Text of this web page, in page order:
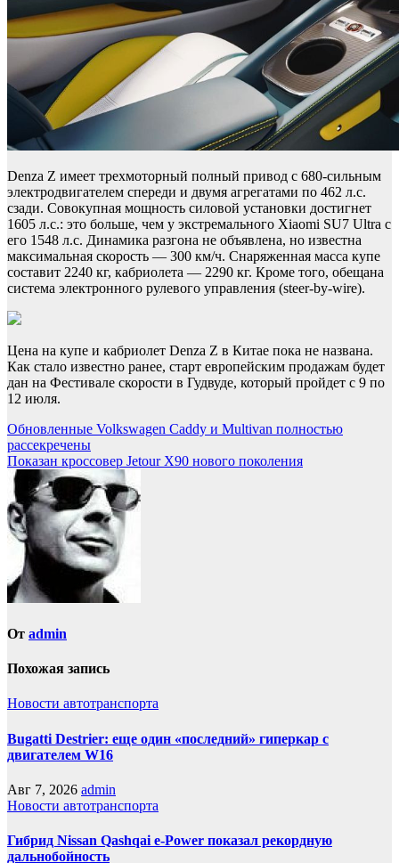
Denza Z имеет трехмоторный полный привод с 680-сильным
электродвигателем спереди и двумя агрегатами по 462 л.с.
сзади. Совокупная мощность силовой установки достигнет
1605 л.с.: это больше, чем у экстремального Xiaomi SU7 Ultra с
его 1548 л.с. Динамика разгона не объявлена, но известна
максимальная скорость — 300 км/ч. Снаряженная масса купе
составит 2240 кг, кабриолета — 2290 кг. Кроме того, обещана
система электронного рулевого управления (steer-by-wire).
Цена на купе и кабриолет Denza Z в Китае пока не названа.
Как стало известно ранее, старт европейским продажам будет
дан на Фестивале скорости в Гудвуде, который пройдет с 9 по
12 июля.
Навигация
по
записям
Обновленные Volkswagen Caddy и Multivan полностью
рассекречены
Показан кроссовер Jetour X90 нового поколения
От admin
Похожая запись
Новости автотранспорта
Bugatti Destrier: еще один «последний» гиперкар с
двигателем W16
Авг 7, 2026 admin
Новости автотранспорта
Гибрид Nissan Qashqai e-Power показал рекордную
дальнобойность